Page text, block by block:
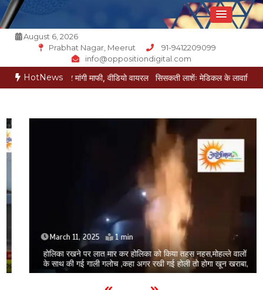
August 6, 2026
Prabhat Nagar, Meerut
91-9412209099
info@oppositiondigital.com
HotNews
मांगी माफी, वीडियो वायरल सिसकती लाशेंः मेडिकल के लावारिस वार्ड में मरीज मौत की
March 11, 2025 1 min
होलिका रखने पर लात मार कर होलिका को किया तहस नहस,मोहल्ले वालों
के साथ की गई गाली गलोच ,कहा अगर रखी गई होली तो होगा खून खराबा,